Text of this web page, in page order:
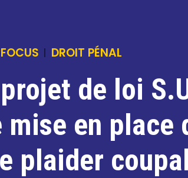
DROIT PÉNAL
de loi
mise en place
plaider